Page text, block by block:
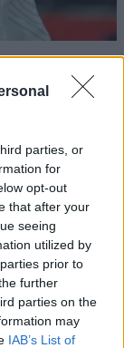
parties, or
for
opt-out
that after your
seeing
utilized by
prior to
further
parties on the
may
IAB’s List of